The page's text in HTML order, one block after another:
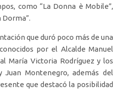
como “La Donna è Mobile”,
Dorma”.
que duró poco más de una
por el Alcalde Manuel
María Victoria Rodríguez y los
Juan Montenegro, además del
que destacó la posibilidad